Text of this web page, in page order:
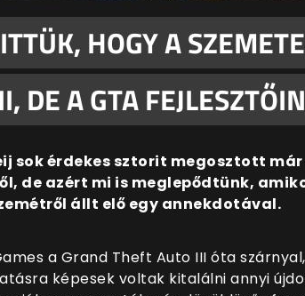
HOGY A
DE A GTA
sok érdekes sztorit megosztott
de azért mi is meglepődtünk,
állt elő egy annekdotával.
a Grand Theft Auto III óta
képesek voltak kitalálni annyi